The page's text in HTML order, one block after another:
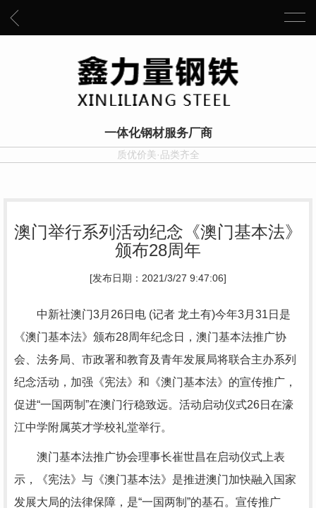
一体化钢材服务厂商
质优价美·品类齐全
澳门举行系列活动纪念《澳门基本法》
颁布28周年
[发布日期：2021/3/27 9:47:06]
中新社澳门3月26日电 (记者 龙土有)今年3月31日是
《澳门基本法》颁布28周年纪念日，澳门基本法推广协
会、法务局、市政署和教育及青年发展局将联合主办系列
纪念活动，加强《宪法》和《澳门基本法》的宣传推广，
促进“一国两制”在澳门行稳致远。活动启动仪式26日在濠
江中学附属英才学校礼堂举行。
澳门基本法推广协会理事长崔世昌在启动仪式上表
示，《宪法》与《澳门基本法》是推进澳门加快融入国家
发展大局的法律保障，是“一国两制”的基石。宣传推广